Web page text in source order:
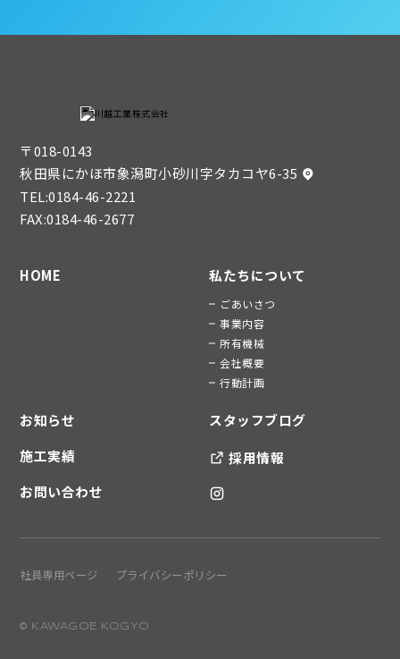
〒018-0143
秋田県にかほ市象潟町小砂川字タカコヤ6-35
TEL:0184-46-2221
FAX:0184-46-2677
HOME 私たちについて
ごあいさつ
事業内容
所有機械
会社概要
行動計画
お知らせ
スタッフブログ
施工実績
採用情報
お問い合わせ
© KAWAGOE KOGYO
社員専用ページ プライバシーポリシー